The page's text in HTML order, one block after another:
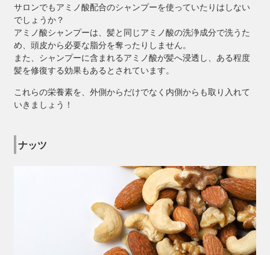
サロンでもアミノ酸配合のシャンプーを使っていたりはしない
でしょうか？
アミノ酸シャンプーは、髪と同じアミノ酸の洗浄成分で洗うた
め、頭皮から必要な脂分を奪ったりしません。
また、シャンプーに含まれるアミノ酸が髪へ浸透し、ある程度
髪を修復する効果もあるとされています。
これらの栄養素を、外側からだけでなく内側からも取り入れて
いきましょう！
ナッツ